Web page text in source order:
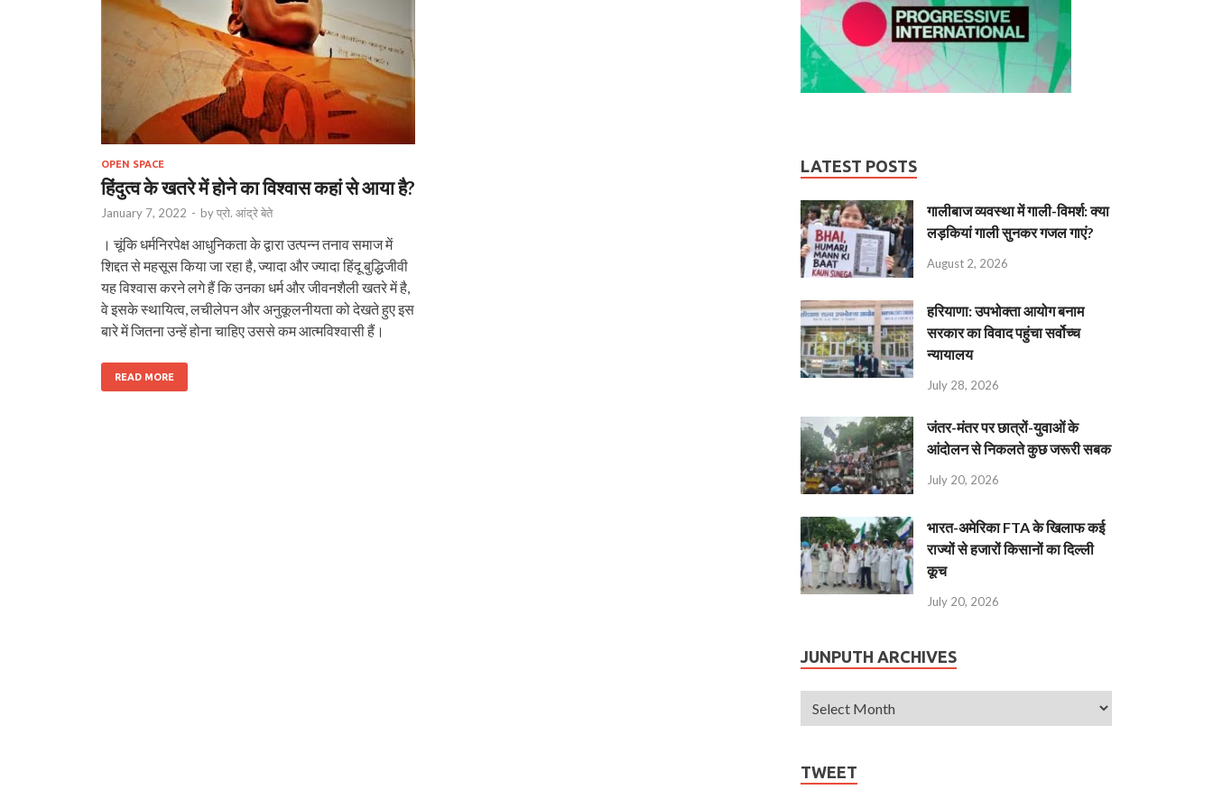
OPEN SPACE
हिंदुत्व के खतरे में होने का विश्वास कहां से आया है?
January 7, 2022 - byप्रो. आंद्रे बेते
। चूंकि धर्मनिरपेक्ष आधुनिकता के द्वारा उत्पन्न तनाव समाज में
शिद्दत से महसूस किया जा रहा है, ज्यादा और ज्यादा हिंदू बुद्धिजीवी
यह विश्वास करने लगे हैं कि उनका धर्म और जीवनशैली खतरे में है,
वे इसके स्थायित्व, लचीलेपन और अनुकूलनीयता को देखते हुए इस
बारे में जितना उन्हें होना चाहिए उससे कम आत्मविश्वासी हैं।
READ MORE
LATEST POSTS
गालीबाज व्‍यवस्‍था में गाली-विमर्श: क्या
लड़कियां गाली सुनकर गजल गाएं?
August 2, 2026
हरियाणा: उपभोक्ता आयोग बनाम
सरकार का विवाद पहुंचा सर्वोच्च
न्यायालय
July 28, 2026
जंतर-मंतर पर छात्रों-युवाओं के
आंदोलन से निकलते कुछ जरूरी सबक
July 20, 2026
भारत-अमेरिका FTA के खिलाफ कई
राज्यों से हजारों किसानों का दिल्ली
कूच
July 20, 2026
JUNPUTH ARCHIVES
TWEET